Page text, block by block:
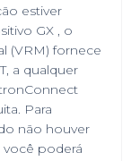
estiver
GX , o
(VRM) fornece
a qualquer
Para
não houver
poderá